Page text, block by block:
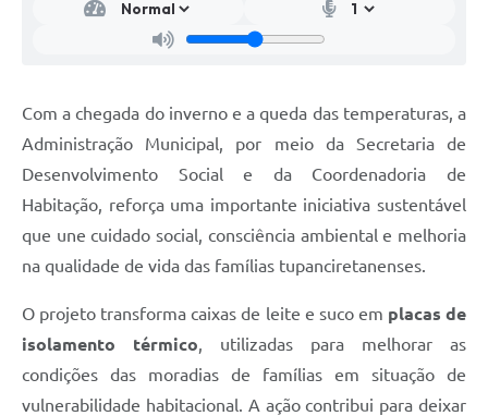
Com a chegada do inverno e a queda das temperaturas, a
Administração Municipal, por meio da Secretaria de
Desenvolvimento Social e da Coordenadoria de
Habitação, reforça uma importante iniciativa sustentável
que une cuidado social, consciência ambiental e melhoria
na qualidade de vida das famílias tupanciretanenses.
O projeto transforma caixas de leite e suco em placas de
isolamento térmico, utilizadas para melhorar as
condições das moradias de famílias em situação de
vulnerabilidade habitacional. A ação contribui para deixar